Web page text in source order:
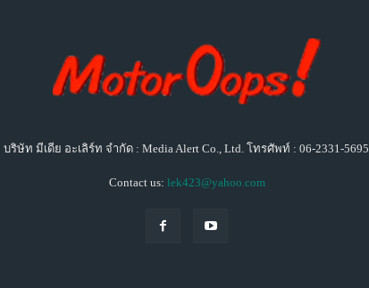
บริษัท มีเดีย อะเลิร์ท จำกัด : Media Alert Co., Ltd. โทรศัพท์ : 06-2331-5695
Contact us: lek423@yahoo.com